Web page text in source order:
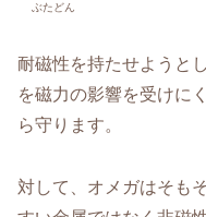
ぶたどん
耐磁性を持たせようと
を磁力の影響を受けに
ら守ります。
対して、オメガはそも